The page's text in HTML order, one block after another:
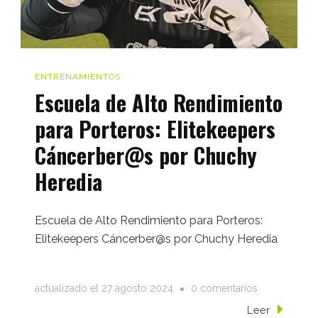
de
los
portero
ENTRENAMIENTOS
Escuela de Alto Rendimiento
para Porteros: Elitekeepers
Cáncerber@s por Chuchy
Heredia
Escuela de Alto Rendimiento para Porteros:
Elitekeepers Cáncerber@s por Chuchy Heredia
actualizado el 27 agosto 2024 0 comentarios
Escuela
Leer